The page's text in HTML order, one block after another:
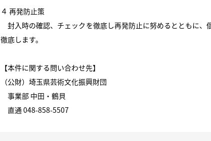
４ 再発防止策
封入時の確認、チェックを徹底し再発防止に努めるとともに、
徹底します。
【本件に関する問い合わせ先】
（公財）埼玉県芸術文化振興財団
事業部 中田・鶴貝
直通 048-858-5507